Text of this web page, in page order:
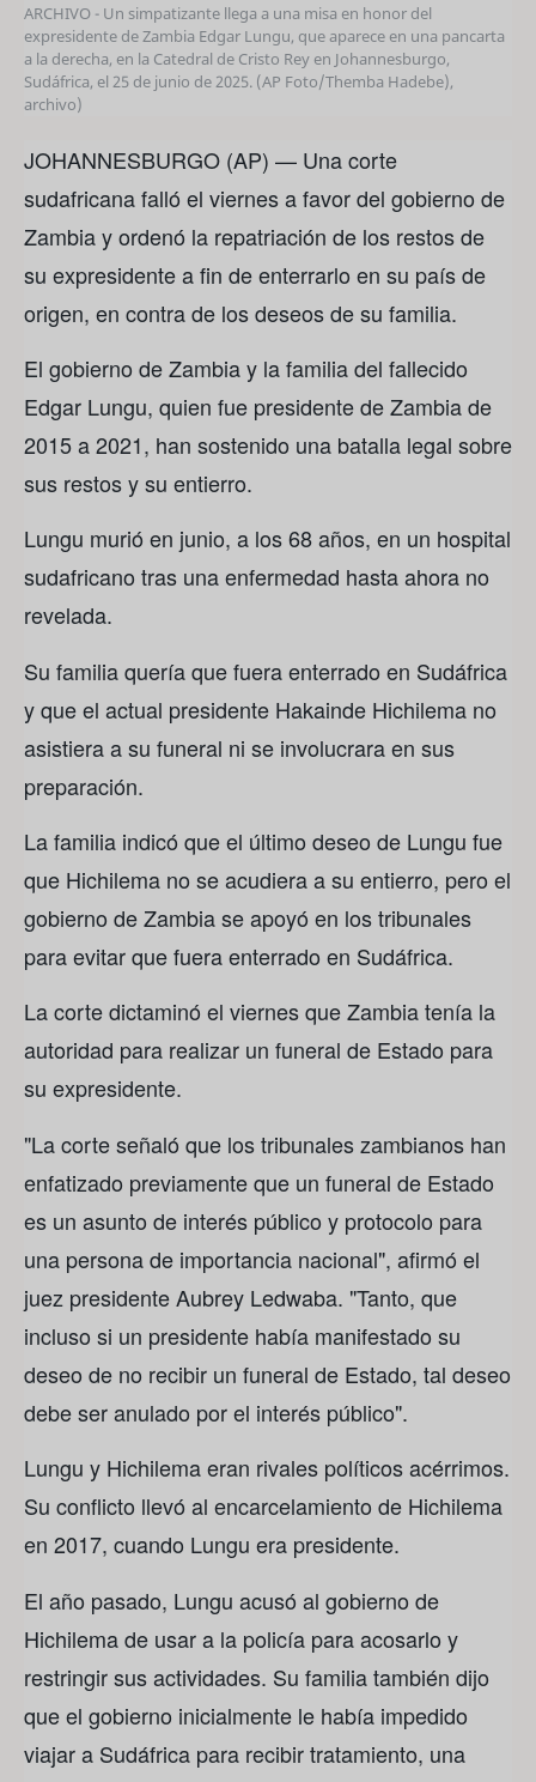
ARCHIVO - Un simpatizante llega a una misa en honor del
expresidente de Zambia Edgar Lungu, que aparece en una pancarta
a la derecha, en la Catedral de Cristo Rey en Johannesburgo,
Sudáfrica, el 25 de junio de 2025. (AP Foto/Themba Hadebe),
archivo)
JOHANNESBURGO (AP) — Una corte
sudafricana falló el viernes a favor del gobierno de
Zambia y ordenó la repatriación de los restos de
su expresidente a fin de enterrarlo en su país de
origen, en contra de los deseos de su familia.
El gobierno de Zambia y la familia del fallecido
Edgar Lungu, quien fue presidente de Zambia de
2015 a 2021, han sostenido una batalla legal sobre
sus restos y su entierro.
Lungu murió en junio, a los 68 años, en un hospital
sudafricano tras una enfermedad hasta ahora no
revelada.
Su familia quería que fuera enterrado en Sudáfrica
y que el actual presidente Hakainde Hichilema no
asistiera a su funeral ni se involucrara en sus
preparación.
La familia indicó que el último deseo de Lungu fue
que Hichilema no se acudiera a su entierro, pero el
gobierno de Zambia se apoyó en los tribunales
para evitar que fuera enterrado en Sudáfrica.
La corte dictaminó el viernes que Zambia tenía la
autoridad para realizar un funeral de Estado para
su expresidente.
"La corte señaló que los tribunales zambianos han
enfatizado previamente que un funeral de Estado
es un asunto de interés público y protocolo para
una persona de importancia nacional", afirmó el
juez presidente Aubrey Ledwaba. "Tanto, que
incluso si un presidente había manifestado su
deseo de no recibir un funeral de Estado, tal deseo
debe ser anulado por el interés público".
Lungu y Hichilema eran rivales políticos acérrimos.
Su conflicto llevó al encarcelamiento de Hichilema
en 2017, cuando Lungu era presidente.
El año pasado, Lungu acusó al gobierno de
Hichilema de usar a la policía para acosarlo y
restringir sus actividades. Su familia también dijo
que el gobierno inicialmente le había impedido
viajar a Sudáfrica para recibir tratamiento, una